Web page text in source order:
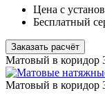
Цена с
Бесплатный
Заказать расчёт
Матовый в коридор
Матовый в коридор